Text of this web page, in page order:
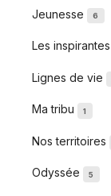
Jeunesse 6
Les inspirantes
Lignes de vie
Ma tribu 1
Nos territoires
Odyssée 5